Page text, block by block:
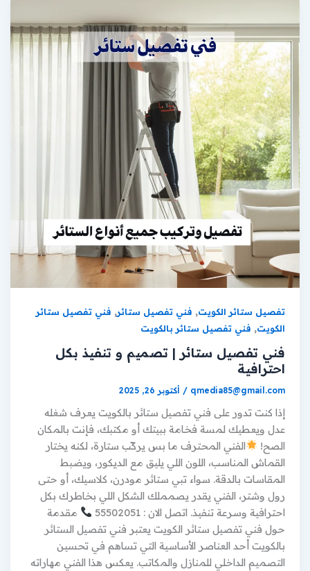
تفصيل ستائر الكويت,فني تفصيل ستائر,فني تفصيل ستائر
الكويت,فني تفصيل ستائر بالكويت
فني تفصيل ستائر | تصميم و تنفيذ بكل
احترافية
qmedia85@gmail.com
/ أكتوبر 26, 2025
إذا كنت تدور على فني تفصيل ستائر بالكويت يعرف شغله
عدل ويعطيك لمسة فخامة ببيتك أو مكتبك، فإنت بالمكان
الصح!
الفني المحترف ما بس يركّب ستارة، لكنه يختار
القماش المناسب، اللون اللي يليق مع الديكور، ويضبط
المقاسات بالدقة. سواء تبي ستائر مودرن، كلاسيك، أو حتى
رول وشتر، الفني يقدر يصمملك الشكل اللي بخاطرك بكل
احترافية وسرعة تنفيذ. اتصل الان : 55502051
مقدمة
حول فني تفصيل ستائر الكويت يعتبر فني تفصيل الستائر
بالكويت أحد العناصر الأساسية التي تساهم في تحسين
التصميم الداخلي للمنازل والمكاتب. يعكس هذا الفني مهاراته